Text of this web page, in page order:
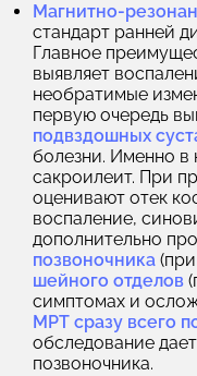
Магнитно-
стандарт ранней
Главное
выявляет
необратимые
первую очередь
подвздошных
болезни. Именно в
сакроилеит. При
оценивают отек
воспаление,
дополнительно
позвоночника
шейного отделов
симптомах и
МРТ сразу всего
обследование
позвоночника.